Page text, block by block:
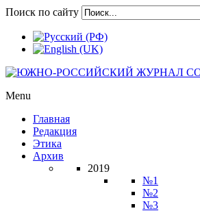
Поиск по сайту
Menu
Главная
Редакция
Этика
Архив
2019
№1
№2
№3